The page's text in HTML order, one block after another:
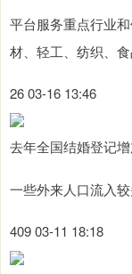
平台服务重点行业
材、轻工、纺织、食
26 03-16 13:46
去年全国结婚登记
一些外来人口流入
409 03-11 18:18